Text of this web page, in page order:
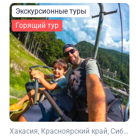
Экскурсионные туры
Горящий тур
Хакасия, Красноярский край, Сибирь